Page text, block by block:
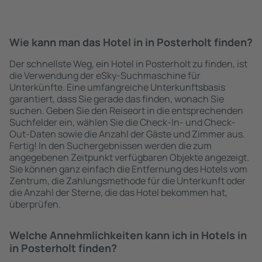
Wie kann man das Hotel in in Posterholt finden?
Der schnellste Weg, ein Hotel in Posterholt zu finden, ist
die Verwendung der eSky-Suchmaschine für
Unterkünfte. Eine umfangreiche Unterkunftsbasis
garantiert, dass Sie gerade das finden, wonach Sie
suchen. Geben Sie den Reiseort in die entsprechenden
Suchfelder ein, wählen Sie die Check-In- und Check-
Out-Daten sowie die Anzahl der Gäste und Zimmer aus.
Fertig! In den Suchergebnissen werden die zum
angegebenen Zeitpunkt verfügbaren Objekte angezeigt.
Sie können ganz einfach die Entfernung des Hotels vom
Zentrum, die Zahlungsmethode für die Unterkunft oder
die Anzahl der Sterne, die das Hotel bekommen hat,
überprüfen.
Welche Annehmlichkeiten kann ich in Hotels in
in Posterholt finden?